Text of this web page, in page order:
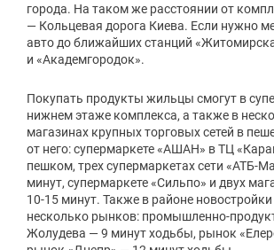
30%
мін.30%
3. Термін
Спорт Лайф Борщагівка
GymFit
Дитячо-юнацька спортивна школа №2
города. На таком же расстоянии от
— Кольцевая дорога Киева. Если нужно
авто до ближайших станций
и «Академгородок».
Покупать продукты жильцы смогут в
нижнем этаже комплекса, а также в
магазинах крупных торговых сетей в
от него: супермаркете «АШАН» в ТЦ
пешком, трех супермаркетах сети «АТБ-
минут, супермаркете «Сильпо» и двух
10-15 минут. Также в районе
несколько рынков: промышленно-
Жолудева — 9 минут ходьбы, рынок